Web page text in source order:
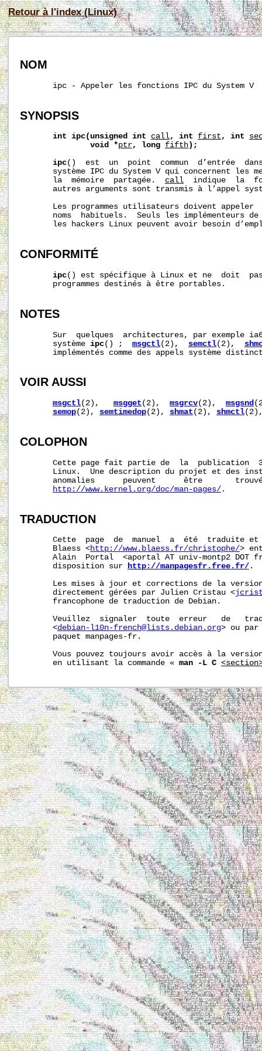
Retour à l'index (Linux)
NOM
       ipc - Appeler les fonctions IPC du System V
SYNOPSIS
int ipc(unsigned int call, int first , int
void *ptr, long fifth );
ipc()  est  un  point  commun  d’entrée
système IPC du System V qui concernent les
       la  mémoire  partagée.
call
indique  la
autres arguments sont transmis à l’appel
Les programmes utilisateurs doivent appeler
noms  habituels.  Seuls les implémenteurs
les hackers Linux peuvent avoir besoin
CONFORMITÉ
ipc() est spécifique à Linux et ne  doit
       programmes destinés à être portables.
NOTES
Sur  quelques  architectures, par exemple
       système
ipc() ; msgctl(2), semctl(2),
implémentés comme des appels système
VOIR AUSSI
msgctl(2), msgget (2), msgrcv(2), msgsnd
semop(2), semtimedop(2), shmat (2), shmctl
COLOPHON
Cette page fait partie de  la  publication
Linux.  Une description du projet et des
anomalies      peuvent      être
http://www.kernel.org/doc/man-pages/ .
TRADUCTION
Cette  page  de  manuel  a  été  traduite
       Blaess <
http://www.blaess.fr/christophe/>
Alain  Portal  <aportal AT univ-montp2 DOT
       disposition sur
http://manpagesfr.free.fr/ .
Les mises à jour et corrections de la
       directement gérées par Julien Cristau <
       francophone de traduction de Debian.
Veuillez  signaler  toute  erreur   de
       <
debian-l10n-french@lists.debian.org> ou par
       paquet manpages-fr.
Vous pouvez toujours avoir accès à la
       en utilisant la commande «
man -L C